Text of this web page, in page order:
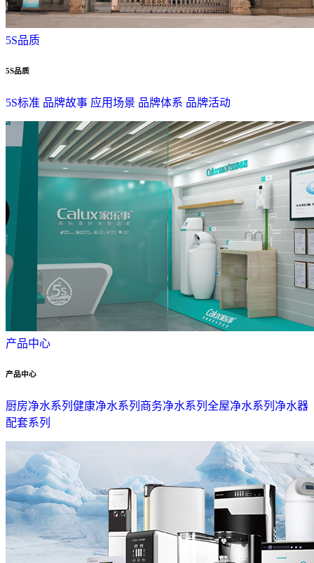
5S品质
5S品质
5S标准 品牌故事 应用场景 品牌体系 品牌活动
产品中心
产品中心
厨房净水系列 健康净水系列 商务净水系列 全屋净水系列 净水器
配套系列